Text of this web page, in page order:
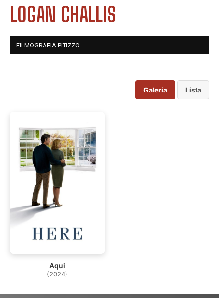
LOGAN CHALLIS
FILMOGRAFIA PITIZZO
Galeria Lista
Aqui
(2024)